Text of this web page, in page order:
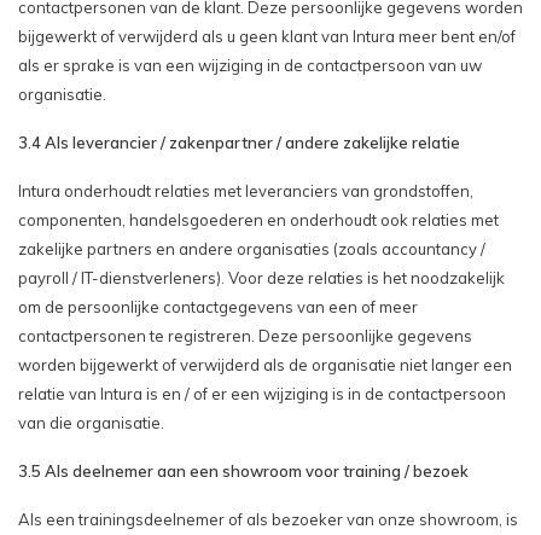
contactpersonen van de klant. Deze persoonlijke gegevens worden
bijgewerkt of verwijderd als u geen klant van Intura meer bent en/of
als er sprake is van een wijziging in de contactpersoon van uw
organisatie.
3.4 Als leverancier / zakenpartner / andere zakelijke relatie
Intura onderhoudt relaties met leveranciers van grondstoffen,
componenten, handelsgoederen en onderhoudt ook relaties met
zakelijke partners en andere organisaties (zoals accountancy /
payroll / IT-dienstverleners). Voor deze relaties is het noodzakelijk
om de persoonlijke contactgegevens van een of meer
contactpersonen te registreren. Deze persoonlijke gegevens
worden bijgewerkt of verwijderd als de organisatie niet langer een
relatie van Intura is en / of er een wijziging is in de contactpersoon
van die organisatie.
3.5 Als deelnemer aan een showroom voor training / bezoek
Als een trainingsdeelnemer of als bezoeker van onze showroom, is